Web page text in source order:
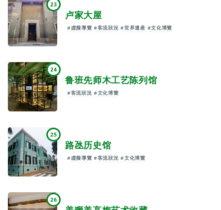
23
卢家大屋
#虛擬導覽 #客流狀況 #世界遺產 #文化博覽
24
鲁班先师木工艺陈列馆
#客流狀況 #文化博覽
25
路氹历史馆
#虛擬導覽 #客流狀況 #文化博覽
26